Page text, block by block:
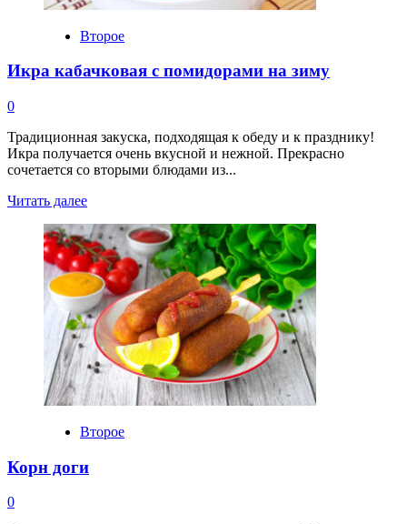
Второе
Икра кабачковая с помидорами на зиму
0
Традиционная закуска, подходящая к обеду и к празднику!
Икра получается очень вкусной и нежной. Прекрасно
сочетается со вторыми блюдами из...
Читать далееПрочитать
о
Икра
кабачковая
с
помидорами
на
зиму
Второе
Корн доги
0